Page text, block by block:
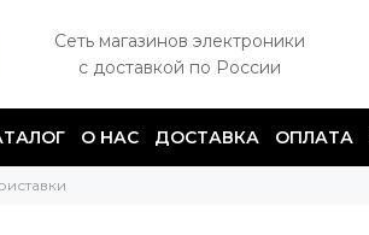
Сеть магазинов электроники
с доставкой по России
О НАС ДОСТАВКА ОПЛАТА